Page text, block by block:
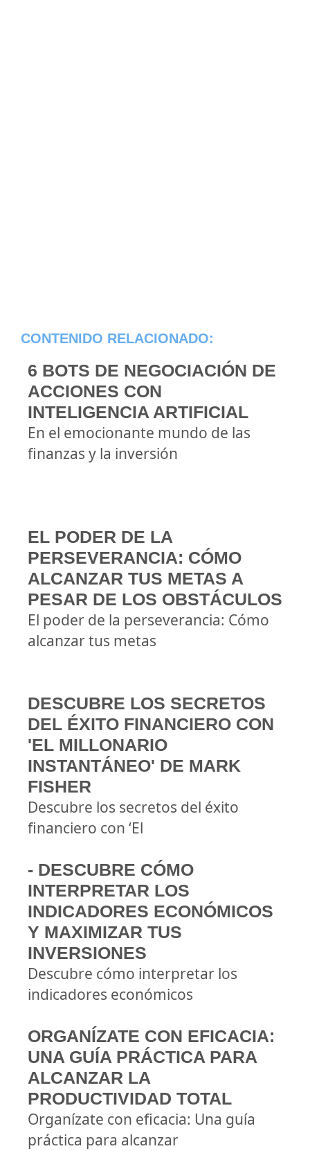
CONTENIDO RELACIONADO:
6 BOTS DE NEGOCIACIÓN DE
ACCIONES CON
INTELIGENCIA ARTIFICIAL
En el emocionante mundo de las
finanzas y la inversión
EL PODER DE LA
PERSEVERANCIA: CÓMO
ALCANZAR TUS METAS A
PESAR DE LOS OBSTÁCULOS
El poder de la perseverancia: Cómo
alcanzar tus metas
DESCUBRE LOS SECRETOS
DEL ÉXITO FINANCIERO CON
'EL MILLONARIO
INSTANTÁNEO' DE MARK
FISHER
Descubre los secretos del éxito
financiero con ‘El
- DESCUBRE CÓMO
INTERPRETAR LOS
INDICADORES ECONÓMICOS
Y MAXIMIZAR TUS
INVERSIONES
Descubre cómo interpretar los
indicadores económicos
ORGANÍZATE CON EFICACIA:
UNA GUÍA PRÁCTICA PARA
ALCANZAR LA
PRODUCTIVIDAD TOTAL
Organízate con eficacia: Una guía
práctica para alcanzar